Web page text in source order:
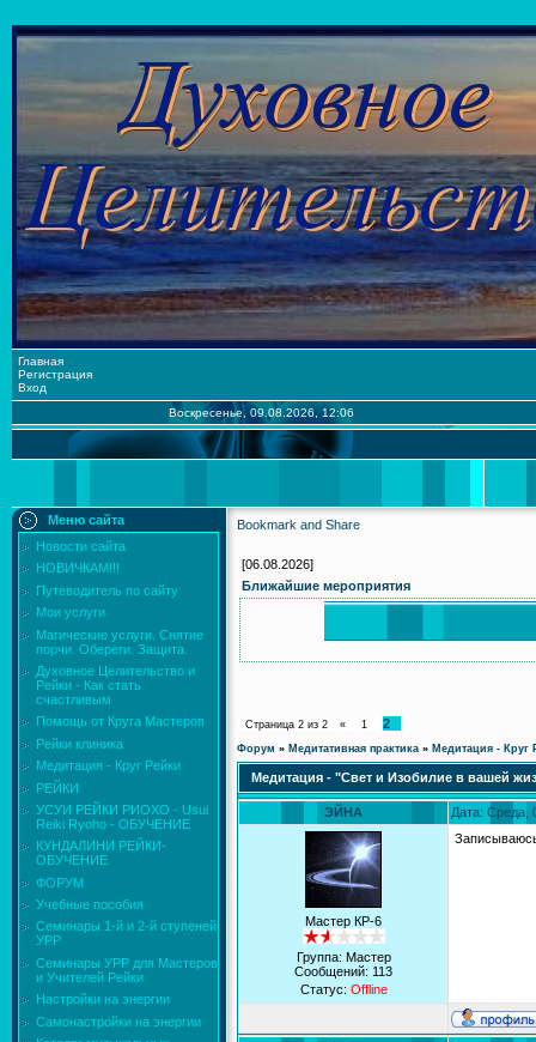
Главная
Регистрация
Вход
Воскресенье, 09.08.2026, 12:06
Меню сайта
Новости сайта
НОВИЧКАМ!!!
Путеводитель по сайту
Мои услуги
Магические услуги. Снятие
порчи. Обереги. Защита.
Духовное Целительство и
Рейки - Как стать
счастливым
Помощь от Круга Мастеров
Рейки клиника
Медитация - Круг Рейки
РЕЙКИ
УСУИ РЕЙКИ РИОХО - Usui
Reiki Ryoho - ОБУЧЕНИЕ
КУНДАЛИНИ РЕЙКИ-
ОБУЧЕНИЕ
ФОРУМ
Учебные пособия
Семинары 1-й и 2-й ступеней
УРР
Семинары УРР для Мастеров
и Учителей Рейки
Настройки на энергии
Самонастройки на энергии
[06.08.2026]
Ближайшие мероприятия
Страница 2 из 2 « 1 2
Форум » Медитативная практика » Медитация - Круг
Медитация - "Свет и Изобилие в вашей
ЭЙНА Дата: Среда,
Мастер КР-6
Группа: Мастер
Сообщений: 113
Статус: Offline